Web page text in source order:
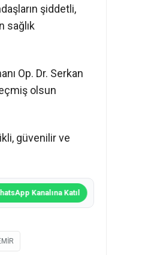
şiddetli,
sağlık
Op. Dr. Serkan
olsun
güvenilir ve
Kanalına Katıl